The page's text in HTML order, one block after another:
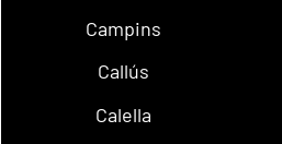
Campins
Callús
Calella